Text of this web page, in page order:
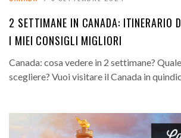
2 SETTIMANE IN CANADA: ITINERARIO
I MIEI CONSIGLI MIGLIORI
Canada: cosa vedere in 2 settimane?
scegliere? Vuoi visitare il Canada in